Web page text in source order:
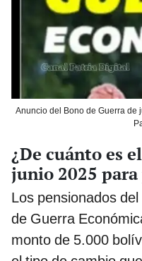
Anuncio del Bono de Guerra de
¿De cuánto es
junio 2025 para
Los pensionados
de Guerra
monto de 5.000